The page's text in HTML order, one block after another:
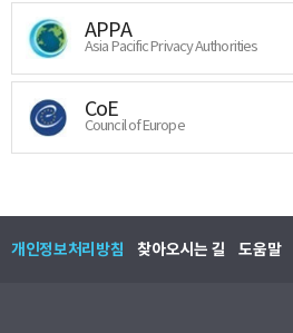
APPA
Asia Pacific Privacy Authorities
CoE
Council of Europe
개인정보처리방침 찾아오시는 길 도움말